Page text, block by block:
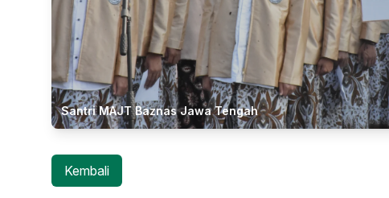
Santri MAJT Baznas Jawa Tengah
Kembali